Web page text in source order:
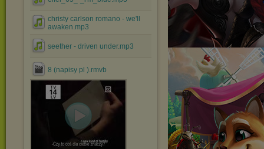
christy carlson romano - we'll
awaken.mp3
seether - driven under.mp3
8 (napisy pl ).rmvb